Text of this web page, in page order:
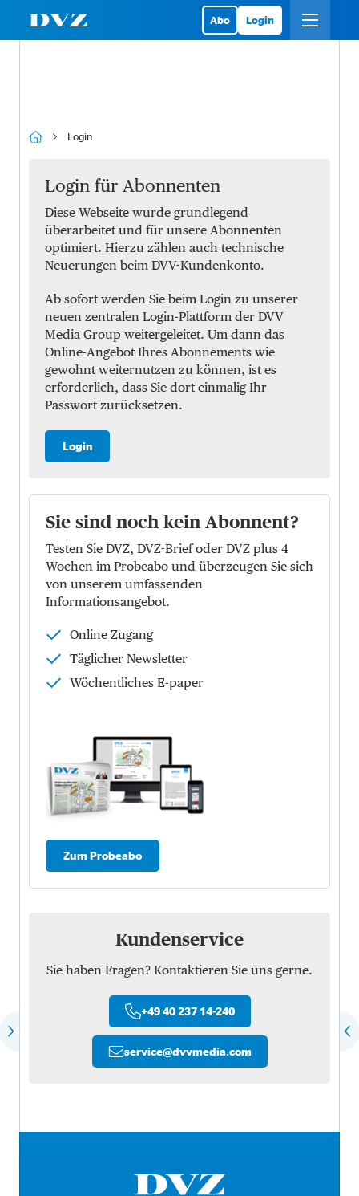
Abo Login
Login
Login für Abonnenten
Diese Webseite wurde grundlegend
überarbeitet und für unsere Abonnenten
optimiert. Hierzu zählen auch technische
Neuerungen beim DVV-Kundenkonto.
Ab sofort werden Sie beim Login zu unserer
neuen zentralen Login-Plattform der DVV
Media Group weitergeleitet. Um dann das
Online-Angebot Ihres Abonnements wie
gewohnt weiternutzen zu können, ist es
erforderlich, dass Sie dort einmalig Ihr
Passwort zurücksetzen.
Login
Sie sind noch kein Abonnent?
Testen Sie DVZ, DVZ-Brief oder DVZ plus 4
Wochen im Probeabo und überzeugen Sie sich
von unserem umfassenden
Informationsangebot.
Online Zugang
Täglicher Newsletter
Wöchentliches E-paper
Zum Probeabo
Kundenservice
Sie haben Fragen? Kontaktieren Sie uns gerne.
+49 40 237 14-240
service@dvvmedia.com